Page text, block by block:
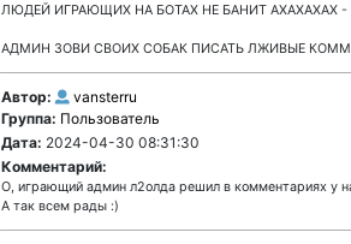
ЛЮДЕЙ ИГРАЮЩИХ НА БОТАХ НЕ БАНИТ АХАХАХАХ
АДМИН ЗОВИ СВОИХ СОБАК ПИСАТЬ ЛЖИВЫЕ
Автор:
vansterru
Группа: Пользователь
Дата: 2024-04-30 08:31:30
Комментарий:
О, играющий админ л2олда решил в комментариях у
А так всем рады :)